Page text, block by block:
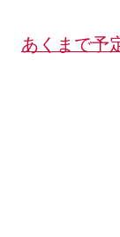
あくまで予